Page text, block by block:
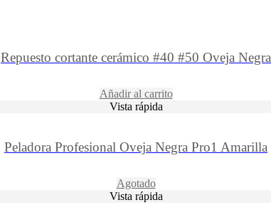
Repuesto cortante cerámico #40 #50 Oveja Negra
Añadir al carrito
Vista rápida
Peladora Profesional Oveja Negra Pro1 Amarilla
Agotado
Vista rápida